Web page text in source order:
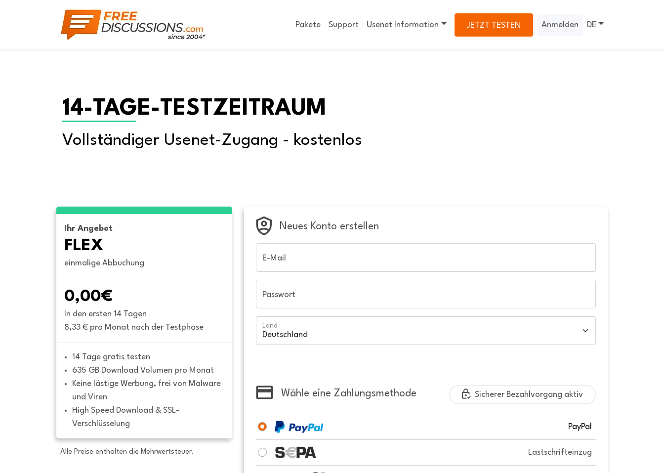
Pakete Support Usenet Information JETZT TESTEN Anmelden DE
14-TAGE-TESTZEITRAUM
Vollständiger Usenet-Zugang - kostenlos
Ihr Angebot
FLEX
einmalige Abbuchung
0,00€
In den ersten 14 Tagen
8,33 € pro Monat nach der Testphase
14 Tage gratis testen
635 GB Download Volumen pro Monat
Keine lästige Werbung, frei von Malware
und Viren
High Speed Download & SSL-
Verschlüsselung
Alle Preise enthalten die Mehrwertsteuer.
Neues Konto erstellen
E-Mail
Passwort
Land
Wähle eine Zahlungsmethode Sicherer Bezahlvorgang aktiv
PayPal
Lastschrifteinzug